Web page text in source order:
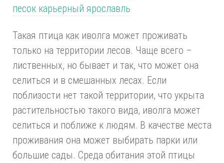
песок карьерный ярославль
Такая птица как иволга может проживать
только на территории лесов. Чаще всего –
лиственных, но бывает и так, что может она
селиться и в смешанных лесах. Если
поблизости нет такой территории, что укрыта
растительностью такого вида, иволга может
селиться и поближе к людям. В качестве места
проживания она может выбирать парки или
большие сады. Среда обитания этой птицы